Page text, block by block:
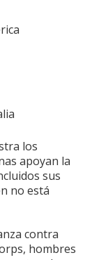
los
apoyan la
sus
no está
contra
hombres